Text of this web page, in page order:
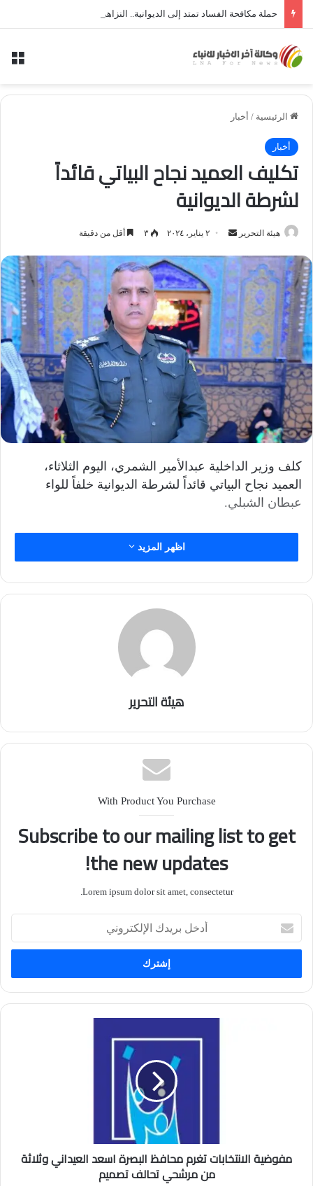
الرئيسية / أخبار
أخبار
تكليف العميد نجاح البياتي قائداً
لشرطة الديوانية
هيئة التحرير
أرسل
إلكترونيا
٢ يناير، ٢٠٢٤ ٣ أقل من دقيقة
كلف وزير الداخلية عبدالأمير الشمري، اليوم الثلاثاء،
العميد نجاح البياتي قائداً لشرطة الديوانية خلفاً للواء
عبطان الشبلي.
اظهر المزيد
هيئة التحرير
With Product You Purchase
Subscribe to our mailing list to get
the new updates!
Lorem ipsum dolor sit amet, consectetur.
بريدك
الإلكتروني
مفوضية الانتخابات تغرم محافظ البصرة اسعد العيداني وثلاثة
من مرشحي تحالف تصميم